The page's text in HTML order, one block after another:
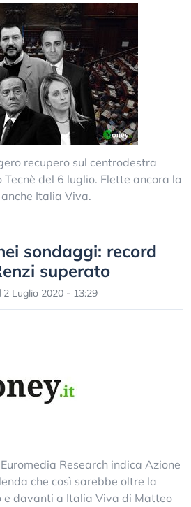
recupero sul centrodestra
del 6 luglio. Flette ancora la
Italia Viva.
sondaggi: record
superato
2 Luglio 2020 - 13:29
Research indica Azione
che così sarebbe oltre la
e davanti a Italia Viva di Matteo